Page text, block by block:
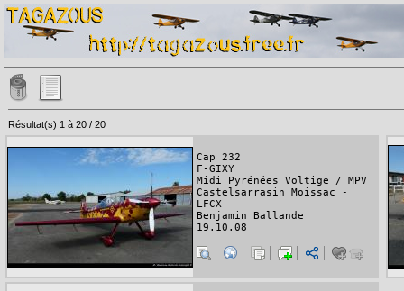
Résultat(s) 1 à 20 / 20
Cap 232
F-GIXY
Midi Pyrénées Voltige / MPV
Castelsarrasin Moissac -
LFCX
Benjamin Ballande
19.10.08